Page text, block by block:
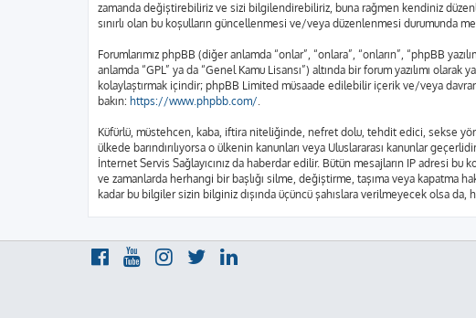
zamanda değiştirebiliriz ve sizi bilgilendirebiliriz, buna rağmen kendiniz
sınırlı olan bu koşulların güncellenmesi ve/veya düzenlenmesi durumunda
Forumlarımız phpBB (diğer anlamda “onlar”, “onlara”, “onların”, “phpBB
anlamda “GPL” ya da “Genel Kamu Lisansı”) altında bir forum yazılımı olarak
kolaylaştırmak içindir; phpBB Limited müsaade edilebilir içerik ve/veya
bakın: https://www.phpbb.com/.
Küfürlü, müstehcen, kaba, iftira niteliğinde, nefret dolu, tehdit edici, sekse
ülkede barındırılıyorsa o ülkenin kanunları veya Uluslararası kanunlar
İnternet Servis Sağlayıcınız da haberdar edilir. Bütün mesajların IP adresi
ve zamanlarda herhangi bir başlığı silme, değiştirme, taşıma veya kapatma
kadar bu bilgiler sizin bilginiz dışında üçüncü şahıslara verilmeyecek olsa